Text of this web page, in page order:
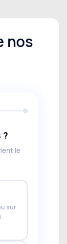
nos
?
le
sur